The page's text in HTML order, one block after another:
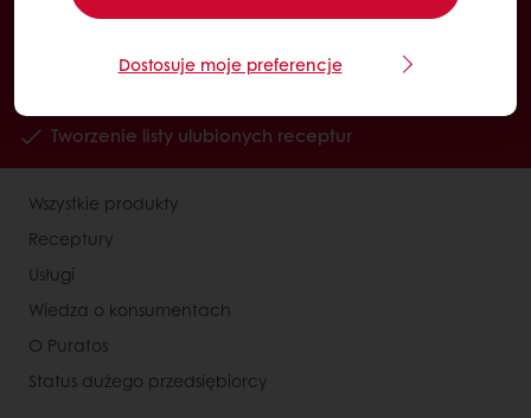
Dostosuje moje preferencje
Dostęp przez 24h
Łatwe zamawianie poprzez Mój Puratos
Tworzenie listy ulubionych receptur
Wszystkie produkty
Receptury
Usługi
Wiedza o konsumentach
O Puratos
Status dużego przedsiębiorcy